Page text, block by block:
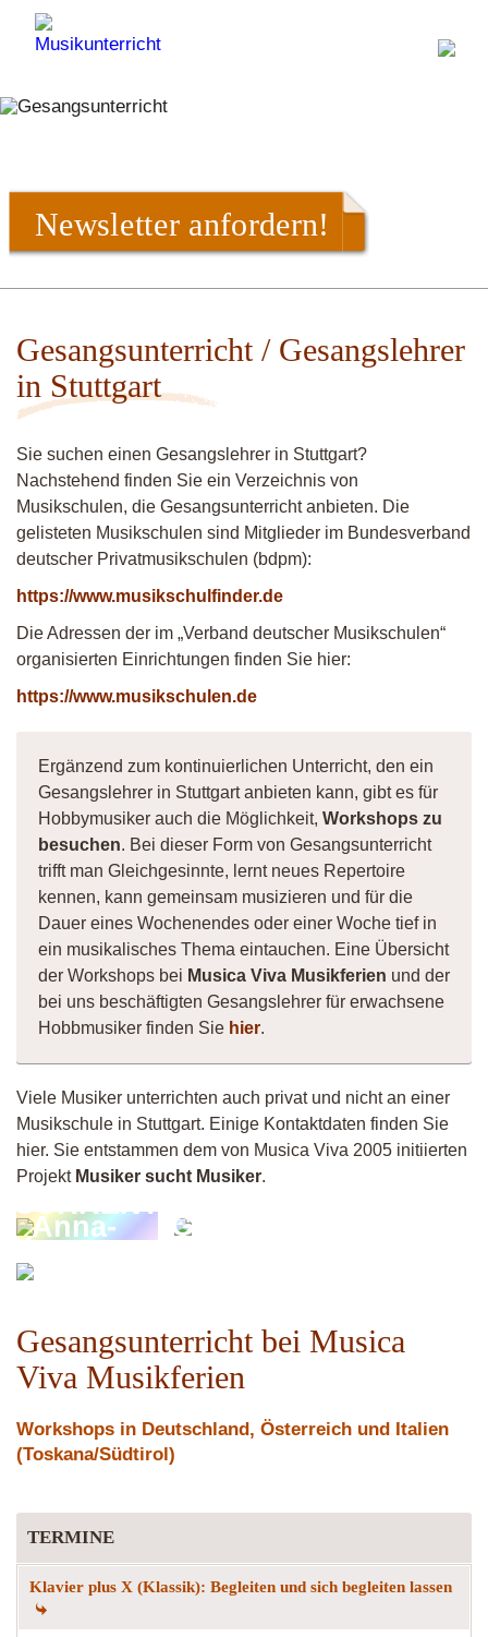
Newsletter anfordern!
Gesangsunterricht / Gesangslehrer
in Stuttgart
Sie suchen einen Gesangslehrer in Stuttgart?
Nachstehend finden Sie ein Verzeichnis von
Musikschulen, die Gesangsunterricht anbieten. Die
gelisteten Musikschulen sind Mitglieder im Bundesverband
deutscher Privatmusikschulen (bdpm):
https://www.musikschulfinder.de
Die Adressen der im „Verband deutscher Musikschulen“
organisierten Einrichtungen finden Sie hier:
https://www.musikschulen.de
Ergänzend zum kontinuierlichen Unterricht, den ein
Gesangslehrer in Stuttgart anbieten kann, gibt es für
Hobbymusiker auch die Möglichkeit, Workshops zu
besuchen. Bei dieser Form von Gesangsunterricht
trifft man Gleichgesinnte, lernt neues Repertoire
kennen, kann gemeinsam musizieren und für die
Dauer eines Wochenendes oder einer Woche tief in
ein musikalisches Thema eintauchen. Eine Übersicht
der Workshops bei Musica Viva Musikferien und der
bei uns beschäftigten Gesangslehrer für erwachsene
Hobbmusiker finden Sie hier.
Viele Musiker unterrichten auch privat und nicht an einer
Musikschule in Stuttgart. Einige Kontaktdaten finden Sie
hier. Sie entstammen dem von Musica Viva 2005 initiierten
Projekt Musiker sucht Musiker.
CURRENT
Y
Guitarsilvi
Anna-
Marielle
Gesangsunterricht bei Musica
Viva Musikferien
Workshops in Deutschland, Österreich und Italien
(Toskana/Südtirol)
TERMINE
Klavier plus X (Klassik): Begleiten und sich begleiten lassen